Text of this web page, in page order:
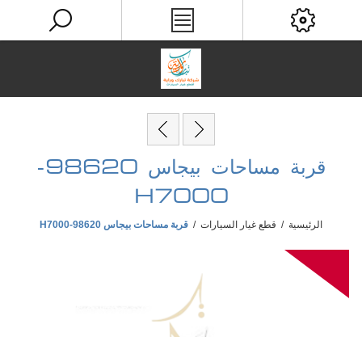
قربة مساحات بيجاس 98620-
H7000
الرئيسية / قطع غيار السيارات / قربة مساحات بيجاس 98620-H7000